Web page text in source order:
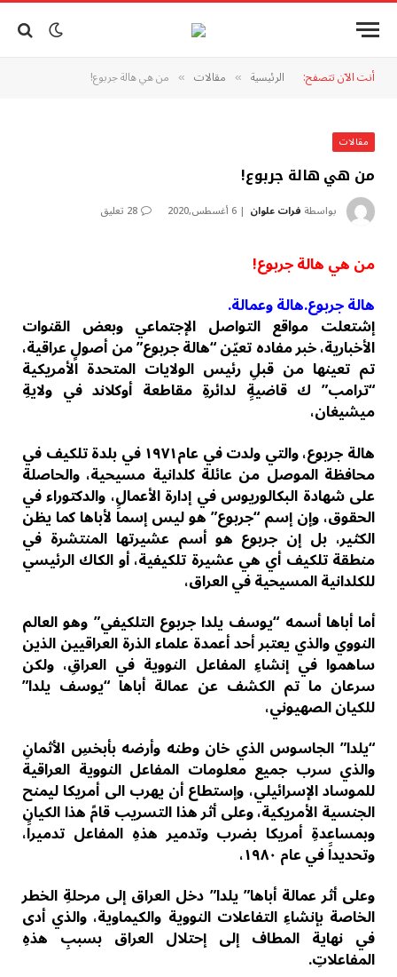
أنت الآن تتصفح: الرئيسية » مقالات » من هي هالة جربوع!
مقالات
من هي هالة جربوع!
بواسطة فرات علوان 6 أغسطس,2020 28 تعليق
من هي هالة جربوع!
هالة جربوع.هالة وعمالة.
إشتعلت مواقع التواصل الإجتماعي وبعض القنوات
الأخبارية، خبر مفاده تعيّن “هالة جربوع” من أصولِِ عراقية،
تم تعينها من قبلِ رئيس الولايات المتحدة الأمريكية
“ترامب” ك قاضيةِِ لدائرةِ مقاطعة أوكلاند في ولايةِ
ميشيغان،
هالة جربوع، والتي ولدت في عام١٩٧١ في بلدة تلكيف في
محافظة الموصل من عائلة كلدانية مسيحية، والحاصلة
على شهادة البكالوريوس في إدارة الأعمال، والدكتوراء في
الحقوق، وإن إسم “جربوع” هو ليس إسماََ لأباها كما يظن
الكثير، بل إن جربوع هو أسم عشيرتها المنتشرة في
منطقة تلكيف أي هي عشيرة تلكيفية، أو الكاك الرئيسي
للكلدانية المسيحية في العراق،
أما أباها أسمه “يوسف يلدا جربوع التلكيفي” وهو العالم
النووي والذي يعتبر أحد أعمدة علماء الذرة العراقيين الذين
ساهموا في إنشاءِ المفاعل النووية في العراقِ، ولكن
سرعان ما تم الكشف عن عمالة أباها “يوسف يلدا”
للكيان الصهيوني،
“يلدا” الجاسوس الذي خان وطنه وأرضه بأبخسِ الأثمانِ
والذي سرب جميع معلومات المفاعل النووية العراقية
للموساد الإسرائيلي، وإستطاع أن يهرب الى أمريكا ليمنح
الجنسية الأمريكية، وعلى أثر هذا التسريب قامً هذا الكيان
وبمساعدةِ أمريكا بضرب وتدمير هذهِ المفاعل تدميراََ،
وتحديداََ في عام ١٩٨٠،
وعلى أثر عمالة أباها” يلدا” دخل العراق إلى مرحلةِ الخطر
الخاصة بإنشاءِ التفاعلات النووية والكيماوية، والذي أدى
في نهاية المطاف إلى إحتلال العراق بسببِ هذهِ
المفاعلاتِ.